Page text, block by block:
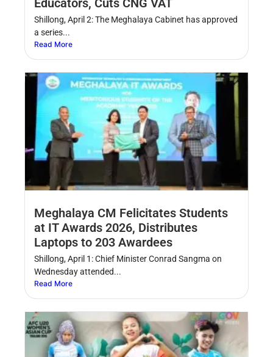
Educators, Cuts CNG VAT
Shillong, April 2: The Meghalaya Cabinet has approved
a series...
Read More
Meghalaya CM Felicitates Students
at IT Awards 2026, Distributes
Laptops to 203 Awardees
Shillong, April 1: Chief Minister Conrad Sangma on
Wednesday attended...
Read More